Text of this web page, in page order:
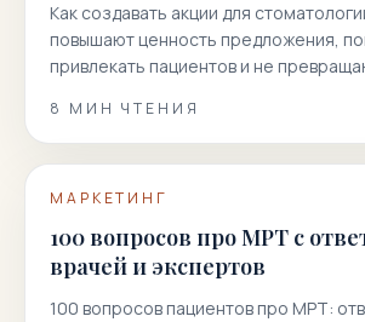
Как создавать акции для
повышают ценность предложения,
привлекать пациентов и не
8 МИН ЧТЕНИЯ
МАРКЕТИНГ
100 вопросов про МРТ с
врачей и экспертов
100 вопросов пациентов про МРТ: